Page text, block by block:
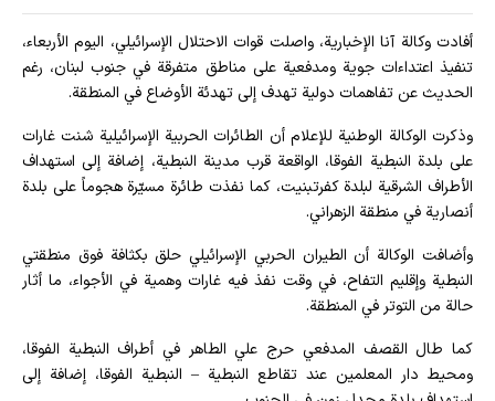
أفادت وکالة آنا الإخباریة، واصلت قوات الاحتلال الإسرائيلي، اليوم الأربعاء،
تنفيذ اعتداءات جوية ومدفعية على مناطق متفرقة في جنوب لبنان، رغم
الحديث عن تفاهمات دولية تهدف إلى تهدئة الأوضاع في المنطقة.
وذكرت الوكالة الوطنية للإعلام أن الطائرات الحربية الإسرائيلية شنت غارات
على بلدة النبطية الفوقا، الواقعة قرب مدينة النبطية، إضافة إلى استهداف
الأطراف الشرقية لبلدة كفرتبنيت، كما نفذت طائرة مسيّرة هجوماً على بلدة
أنصارية في منطقة الزهراني.
وأضافت الوكالة أن الطيران الحربي الإسرائيلي حلق بكثافة فوق منطقتي
النبطية وإقليم التفاح، في وقت نفذ فيه غارات وهمية في الأجواء، ما أثار
حالة من التوتر في المنطقة.
كما طال القصف المدفعي حرج علي الطاهر في أطراف النبطية الفوقا،
ومحيط دار المعلمين عند تقاطع النبطية – النبطية الفوقا، إضافة إلى